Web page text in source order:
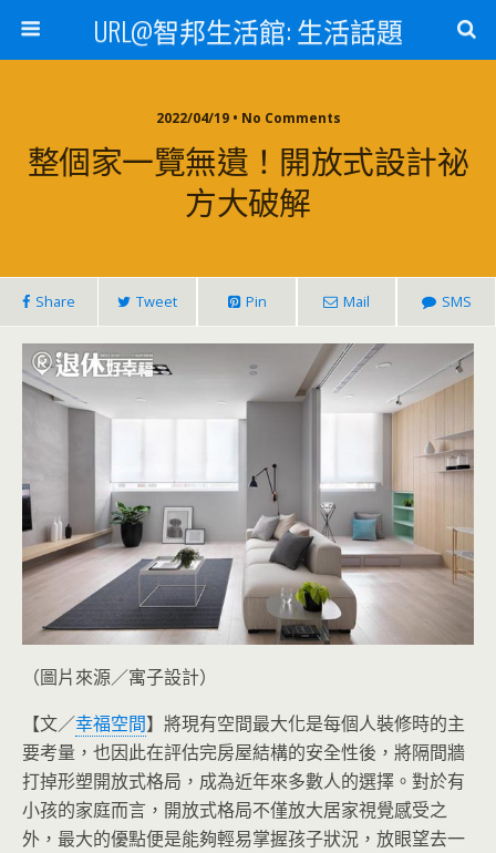
URL@智邦生活館: 生活話題
2022/04/19 • No Comments
整個家一覽無遺！開放式設計祕
方大破解
Share Tweet Pin Mail SMS
（圖片來源／寓子設計）
【文／幸福空間】將現有空間最大化是每個人裝修時的主
要考量，也因此在評估完房屋結構的安全性後，將隔間牆
打掉形塑開放式格局，成為近年來多數人的選擇。對於有
小孩的家庭而言，開放式格局不僅放大居家視覺感受之
外，最大的優點便是能夠輕易掌握孩子狀況，放眼望去一